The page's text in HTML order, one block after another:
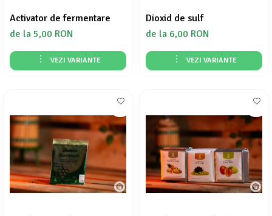
Activator de fermentare
de la 5,00 RON
VEZI VARIANTE
Dioxid de sulf
de la 6,00 RON
VEZI VARIANTE